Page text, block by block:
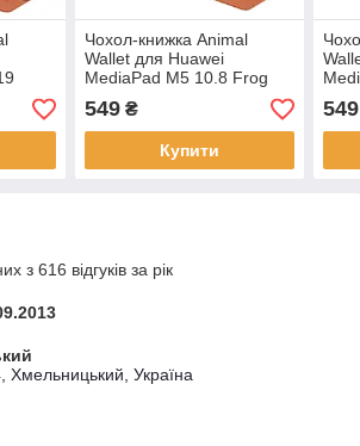
Чохол-книжка Animal
Wallet для Huawei
MediaPad M5 10.8 Frog
549₴
Купити
549
з 616 відгуків за рік
Хмельницький, Україна